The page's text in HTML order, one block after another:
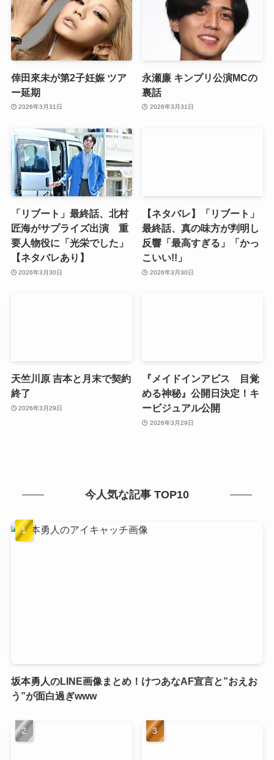
倖田來未が第2子妊娠 ツア
ー延期
2026年3月31日
永瀬廉 キンプリ公演MCの
裏話
2026年3月31日
「リブート」最終話、北村
匠海がサプライズ出演 重
要人物役に「光栄でした」
【ネタバレあり】
2026年3月30日
【ネタバレ】「リブート」
最終話、真の味方が判明し
反響「最高すぎる」「かっ
こいい!!」
2026年3月30日
天竺川原 吉本と月末で契約
終了
2026年3月29日
『メイドインアビス 目覚
める神秘』公開日決定！キ
ービジュアル公開
2026年3月29日
今人気な記事 TOP10
坂本勇人のLINE画像まとめ！けつあなAF宣言と”おえお
う”が面白過ぎwww